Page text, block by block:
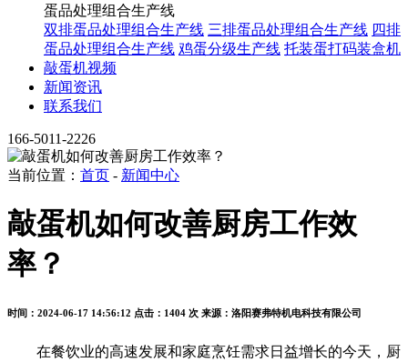
蛋品处理组合生产线
双排蛋品处理组合生产线 三排蛋品处理组合生产线 四排
蛋品处理组合生产线 鸡蛋分级生产线 托装蛋打码装盒机
敲蛋机视频
新闻资讯
联系我们
166-5011-2226
当前位置： 首页 - 新闻中心
敲蛋机如何改善厨房工作效
率？
时间：2024-06-17 14:56:12 点击：1404 次 来源：洛阳赛弗特机电科技有限公司
在餐饮业的高速发展和家庭烹饪需求日益增长的今天，厨